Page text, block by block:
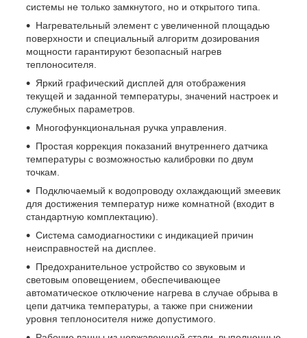
системы не только замкнутого, но и открытого типа.
Нагревательный элемент с увеличенной площадью
поверхности и специальный алгоритм дозирования
мощности гарантируют безопасный нагрев
теплоносителя.
Яркий графический дисплей для отображения
текущей и заданной температуры, значений настроек и
служебных параметров.
Многофункциональная ручка управления.
Простая коррекция показаний внутреннего датчика
температуры с возможностью калибровки по двум
точкам.
Подключаемый к водопроводу охлаждающий змеевик
для достижения температур ниже комнатной (входит в
стандартную комплектацию).
Система самодиагностики с индикацией причин
неисправностей на дисплее.
Предохранительное устройство со звуковым и
световым оповещением, обеспечивающее
автоматическое отключение нагрева в случае обрыва в
цепи датчика температуры, а также при снижении
уровня теплоносителя ниже допустимого.